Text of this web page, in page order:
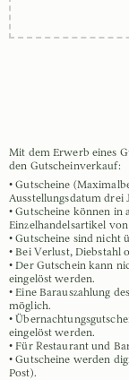
Mit dem Erwerb eines
den Gutscheinverkauf:
• Gutscheine
Ausstellungsdatum drei
• Gutscheine können in
Einzelhandelsartikel
• Gutscheine sind nicht
• Bei Verlust, Diebstahl
• Der Gutschein kann
eingelöst werden.
• Eine Barauszahlung
möglich.
•
eingelöst werden.
• Für Restaurant und
• Gutscheine werden
Post).